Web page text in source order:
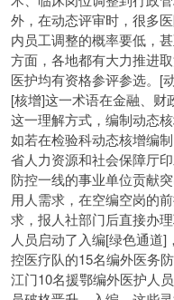
外，在动态评审时，很多
内员工调整的概率要低，
方面，各地都有大力推进
医护均有资格参评参选。[
[核增]这一术语在金融、
这一理解方式，编制动态
如若在检验科动态核增编
省人力资源和社会保障厅
防控一线的事业单位贡献
用人需求，在空编空岗的
求，报人社部门后直接办
人员启动了入编[绿色通道
控医疗队的15名编外医务
江门10名援鄂编外医护人